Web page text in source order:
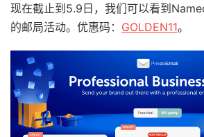
现在截止到5.9日，我们可以看到
的邮局活动。优惠码： GOLDEN11。